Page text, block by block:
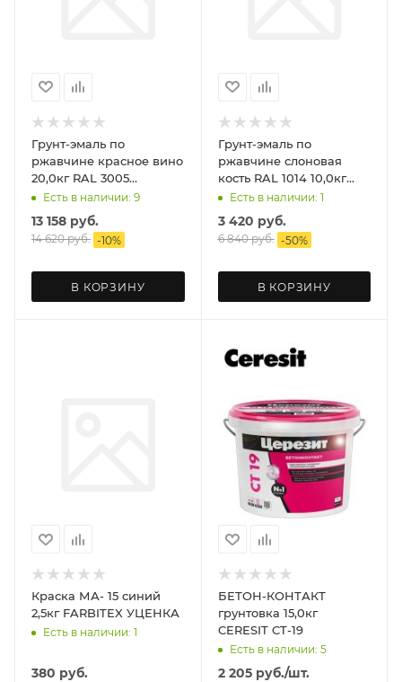
Грунт-эмаль по
ржавчине красное вино
20,0кг RAL 3005
OLECOLOR
Есть в наличии: 9
13 158 руб.
14 620руб. -10%
В КОРЗИНУ
Грунт-эмаль по
ржавчине слоновая
кость RAL 1014 10,0кг
OLECOLOR УЦЕНКА
Есть в наличии: 1
3 420 руб.
6 840руб. -50%
В КОРЗИНУ
Краска МА- 15 синий
2,5кг FARBITEX УЦЕНКА
Есть в наличии: 1
380 руб.
БЕТОН-КОНТАКТ
грунтовка 15,0кг
CERESIT CT-19
Есть в наличии: 5
2 205руб./шт.